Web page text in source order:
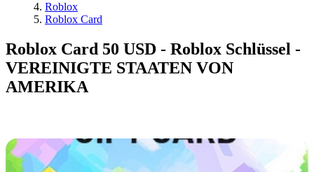
Roblox
Roblox Card
Roblox Card 50 USD - Roblox Schlüssel -
VEREINIGTE STAATEN VON
AMERIKA